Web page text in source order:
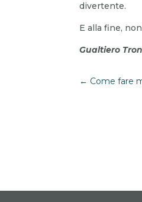
divertente.
E alla fine,
Gualtiero
← Come fare